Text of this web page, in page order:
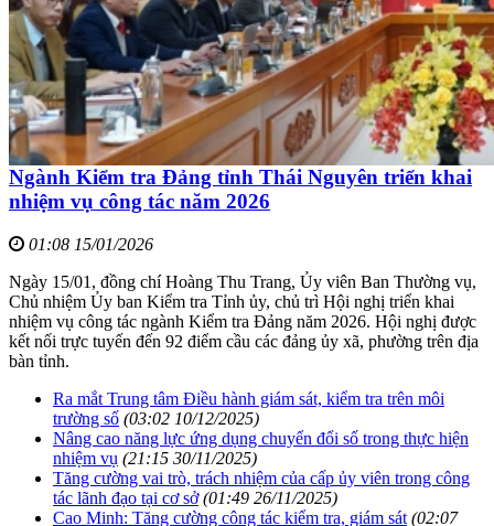
Ngành Kiểm tra Đảng tỉnh Thái Nguyên triển khai
nhiệm vụ công tác năm 2026
01:08 15/01/2026
Ngày 15/01, đồng chí Hoàng Thu Trang, Ủy viên Ban Thường vụ,
Chủ nhiệm Ủy ban Kiểm tra Tỉnh ủy, chủ trì Hội nghị triển khai
nhiệm vụ công tác ngành Kiểm tra Đảng năm 2026. Hội nghị được
kết nối trực tuyến đến 92 điểm cầu các đảng ủy xã, phường trên địa
bàn tỉnh.
Ra mắt Trung tâm Điều hành giám sát, kiểm tra trên môi
trường số (03:02 10/12/2025)
Nâng cao năng lực ứng dụng chuyển đổi số trong thực hiện
nhiệm vụ (21:15 30/11/2025)
Tăng cường vai trò, trách nhiệm của cấp ủy viên trong công
tác lãnh đạo tại cơ sở (01:49 26/11/2025)
Cao Minh: Tăng cường công tác kiểm tra, giám sát (02:07